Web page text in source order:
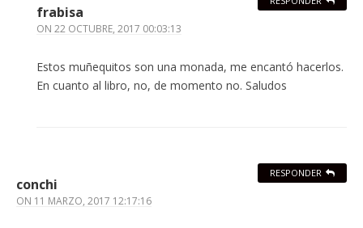
frabisa
ON 22 OCTUBRE, 2017 00:03:13
Estos muñequitos son una monada, me encantó hacerlos.
En cuanto al libro, no, de momento no. Saludos
conchi
ON 11 MARZO, 2017 12:17:16
RESPONDER